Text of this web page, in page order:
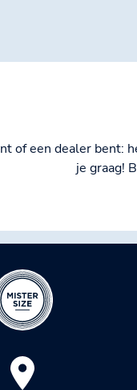
of een dealer bent:
je graag!